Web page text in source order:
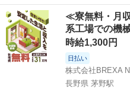
び便利なハンディファンです✨ 暑
ベントにおすすめ😊 ✔ 5段階風量調整付き ✔ USB充電式🔋 ✔ デジタ
ル表示あり...
石川 金沢市 西泉駅 季
≪寮無料・月
系工場での機
時給1,300円
日払い
株式会社BREXA
長野県 茅野駅